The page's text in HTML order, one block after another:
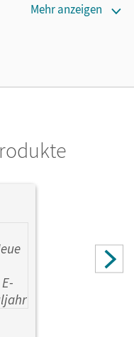
erhältlich ist.
Mehr anzeigen